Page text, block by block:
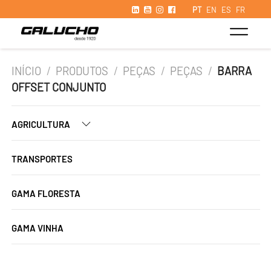
PT EN ES FR
INÍCIO / PRODUTOS / PEÇAS / PEÇAS / BARRA
OFFSET CONJUNTO
AGRICULTURA
TRANSPORTES
GAMA FLORESTA
GAMA VINHA